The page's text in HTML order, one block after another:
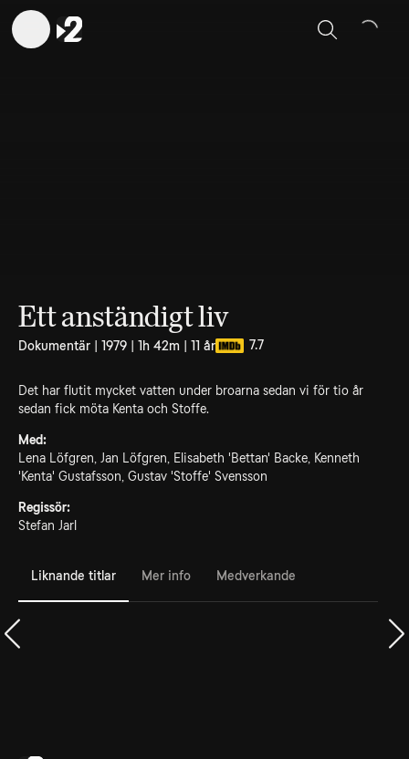
Sök
Ett anständigt liv
Dokumentär | 1979 | 1h 42m | 11 år 7.7
Det har flutit mycket vatten under broarna sedan vi för tio år
sedan fick möta Kenta och Stoffe.
Med:
Lena Löfgren, Jan Löfgren, Elisabeth 'Bettan' Backe, Kenneth
'Kenta' Gustafsson, Gustav 'Stoffe' Svensson
Regissör:
Stefan Jarl
Liknande titlar Mer info Medverkande